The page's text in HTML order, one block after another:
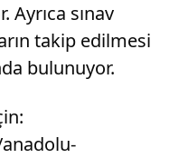
Ayrıca sınav
takip edilmesi
bulunuyor.